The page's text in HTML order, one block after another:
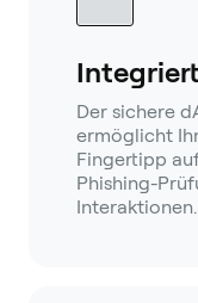
Der sichere
ermöglicht
Fingertipp
Phishing-
Interaktionen.